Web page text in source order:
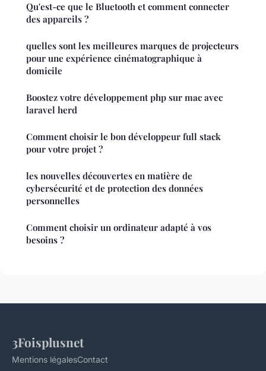
Qu'est-ce que le Bluetooth et comment connecter
des appareils ?
quelles sont les meilleures marques de projecteurs
pour une expérience cinématographique à
domicile
Boostez votre développement php sur mac avec
laravel herd
Comment choisir le bon développeur full stack
pour votre projet ?
les nouvelles découvertes en matière de
cybersécurité et de protection des données
personnelles
Comment choisir un ordinateur adapté à vos
besoins ?
3Foisplusnet
Mentions légalesContact